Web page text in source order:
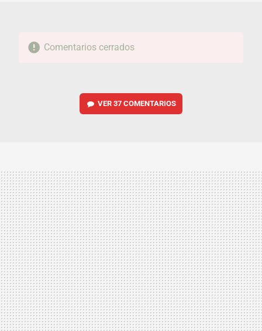
Comentarios cerrados
VER 37 COMENTARIOS